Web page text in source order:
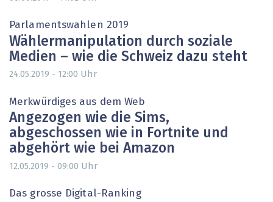
Parlamentswahlen 2019
Wählermanipulation durch soziale
Medien – wie die Schweiz dazu steht
24.05.2019 - 12:00 Uhr
Merkwürdiges aus dem Web
Angezogen wie die Sims,
abgeschossen wie in Fortnite und
abgehört wie bei Amazon
12.05.2019 - 09:00 Uhr
Das grosse Digital-Ranking